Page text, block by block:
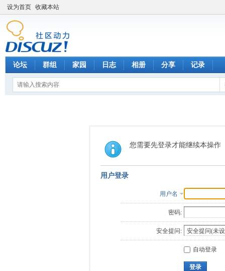
设为首页 收藏本站
论坛 群组 家园 日志 相册 分享 记录
您需要先登录才能继续本操作
用户登录
用户名
密码:
安全提问:
自动登录
登录